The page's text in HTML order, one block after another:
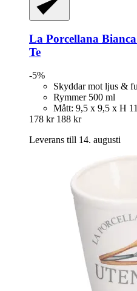
La Porcellana Bianca
Te
-5%
Skyddar mot ljus &
Rymmer 500 ml
Mått: 9,5 x 9,5 x H
178 kr 188 kr
Leverans till 14. augusti